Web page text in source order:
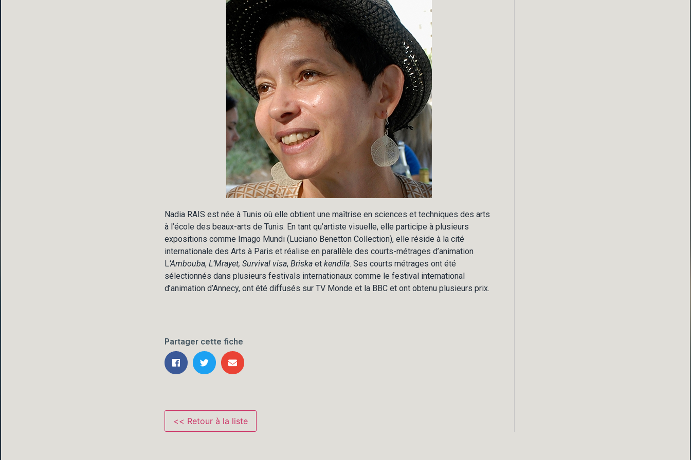
Nadia RAIS est née à Tunis où elle obtient une maîtrise en sciences et techniques des arts
à l’école des beaux-arts de Tunis. En tant qu’artiste visuelle, elle participe à plusieurs
expositions comme Imago Mundi (Luciano Benetton Collection), elle réside à la cité
internationale des Arts à Paris et réalise en parallèle des courts-métrages d’animation
L’Ambouba, L’Mrayet, Survival visa, Briska et kendila. Ses courts métrages ont été
sélectionnés dans plusieurs festivals internationaux comme le festival international
d’animation d’Annecy, ont été diffusés sur TV Monde et la BBC et ont obtenu plusieurs prix.
Partager cette fiche